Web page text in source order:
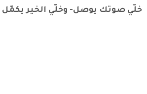
خلّي صوتك يوصل- وخلّي الخير يكمّل